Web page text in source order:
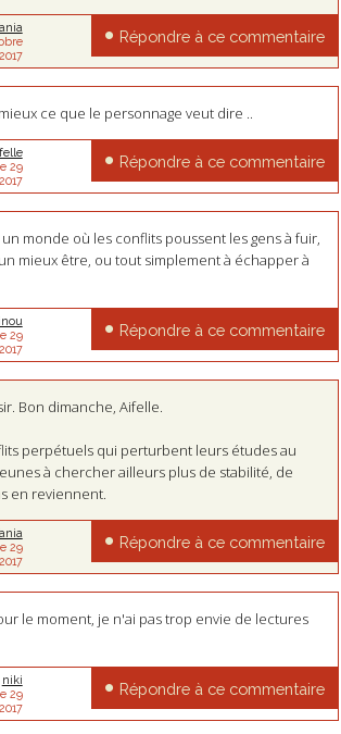
2017
Répondre à ce commentaire
ce que le personnage veut dire ..
29
Répondre à ce commentaire
monde où les conflits poussent les gens à fuir,
mieux être, ou tout simplement à échapper à
29
Répondre à ce commentaire
Bon dimanche, Aifelle.
perpétuels qui perturbent leurs études au
à chercher ailleurs plus de stabilité, de
en reviennent.
29
Répondre à ce commentaire
le moment, je n'ai pas trop envie de lectures
niki
29
Répondre à ce commentaire